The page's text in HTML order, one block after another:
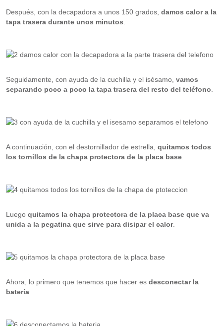
Después, con la decapadora a unos 150 grados, damos calor a la
tapa trasera durante unos minutos
Seguidamente, con ayuda de la cuchilla y el isésamo, vamos
separando poco a poco la tapa trasera del resto del teléfono
A continuación, con el destornillador de estrella, quitamos todos
los tornillos de la chapa protectora de la placa base.
Luego quitamos la chapa protectora de la placa base que va
unida a la pegatina que sirve para disipar el calor.
Ahora, lo primero que tenemos que hacer es desconectar la
batería.